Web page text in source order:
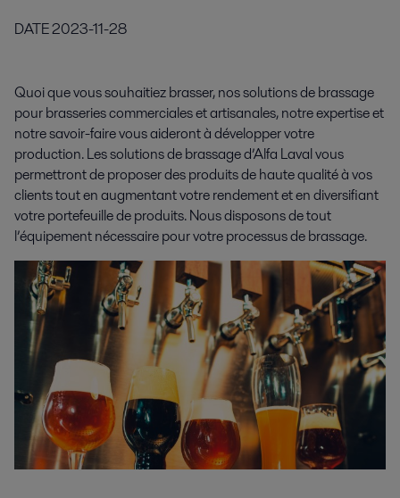
DATE2023-11-28
Quoi que vous souhaitiez brasser, nos solutions de brassage
pour brasseries commerciales et artisanales, notre expertise et
notre savoir-faire vous aideront à développer votre
production. Les solutions de brassage d’Alfa Laval vous
permettront de proposer des produits de haute qualité à vos
clients tout en augmentant votre rendement et en diversifiant
votre portefeuille de produits. Nous disposons de tout
l’équipement nécessaire pour votre processus de brassage.